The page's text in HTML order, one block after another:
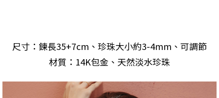
尺寸：鍊長35+7cm、珍珠大小約3-4mm、可調節
材質：14K包金、天然淡水珍珠